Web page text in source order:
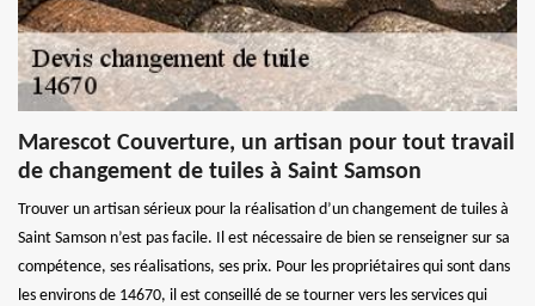
Marescot Couverture, un artisan pour tout travail
de changement de tuiles à Saint Samson
Trouver un artisan sérieux pour la réalisation d’un changement de tuiles à
Saint Samson n’est pas facile. Il est nécessaire de bien se renseigner sur sa
compétence, ses réalisations, ses prix. Pour les propriétaires qui sont dans
les environs de 14670, il est conseillé de se tourner vers les services qui